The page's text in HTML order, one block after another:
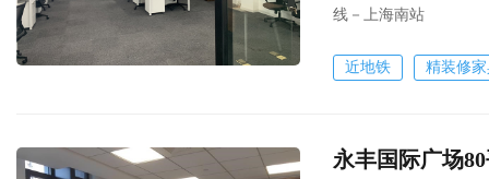
线－上海南站
近地铁 精装修
永丰国际广场